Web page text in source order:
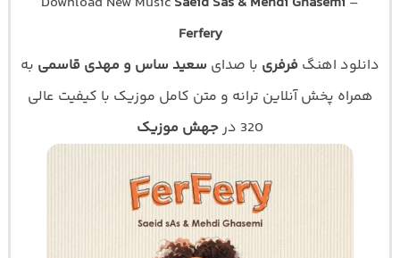
Ferfery
دانلود اهنگ فرفری با صدای سعید ساس و مهدی قاسمی به
همراه پخش آنلاین ترانه و متن کامل موزیک با کیفیت عالی
320 در
جهش موزیک